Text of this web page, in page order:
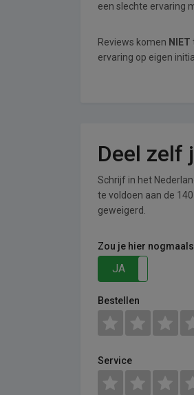
een slechte ervaring
Reviews komen NIET
ervaring op eigen
Deel zelf
Schrijf in het
te voldoen aan de
geweigerd.
Zou je hier
JA
Bestellen
Service